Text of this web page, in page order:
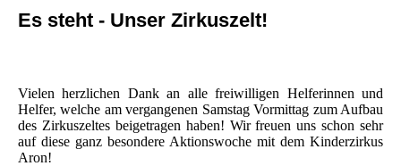
Es steht - Unser Zirkuszelt!
Vielen herzlichen Dank an alle freiwilligen Helferinnen und
Helfer, welche am vergangenen Samstag Vormittag zum Aufbau
des Zirkuszeltes beigetragen haben! Wir freuen uns schon sehr
auf diese ganz besondere Aktionswoche mit dem Kinderzirkus
Aron!